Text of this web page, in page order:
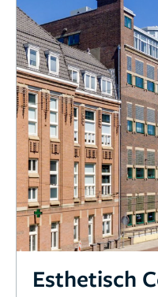
Esthetisch